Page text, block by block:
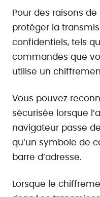
Pour des raisons
protéger la
confidentiels, tels
commandes que
utilise un chiffrement
Vous pouvez
sécurisée lorsque
navigateur passe
qu’un symbole de
barre d’adresse.
Lorsque le